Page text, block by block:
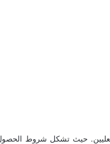
حيث تشكل شروط